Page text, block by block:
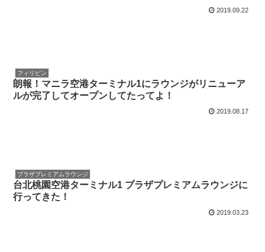
2019.09.22
フィリピン
朗報！マニラ空港ターミナル1にラウンジがリニューア
ルが完了してオープンしてたってよ！
2019.08.17
プラザプレミアムラウンジ
台北桃園空港ターミナル1 プラザプレミアムラウンジに
行ってきた！
2019.03.23